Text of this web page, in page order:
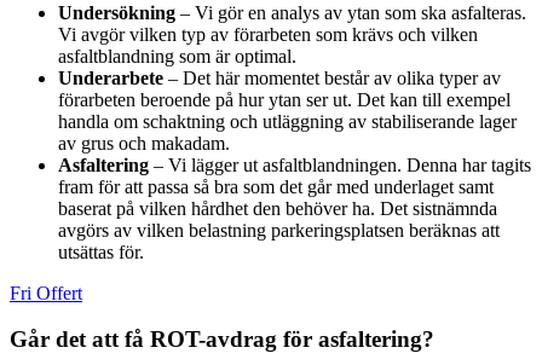
Undersökning – Vi gör en analys av ytan som ska asfalteras.
Vi avgör vilken typ av förarbeten som krävs och vilken
asfaltblandning som är optimal.
Underarbete – Det här momentet består av olika typer av
förarbeten beroende på hur ytan ser ut. Det kan till exempel
handla om schaktning och utläggning av stabiliserande lager
av grus och makadam.
Asfaltering – Vi lägger ut asfaltblandningen. Denna har tagits
fram för att passa så bra som det går med underlaget samt
baserat på vilken hårdhet den behöver ha. Det sistnämnda
avgörs av vilken belastning parkeringsplatsen beräknas att
utsättas för.
Fri Offert
Går det att få ROT-avdrag för asfaltering?